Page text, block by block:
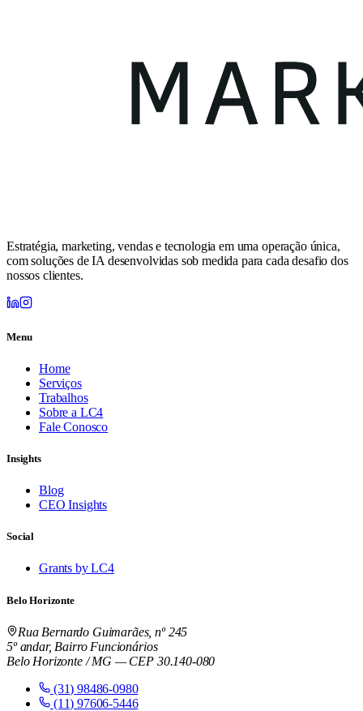
Estratégia, marketing, vendas e tecnologia em uma operação única,
com soluções de IA desenvolvidas sob medida para cada desafio dos
nossos clientes.
Menu
Home
Serviços
Trabalhos
Sobre a LC4
Fale Conosco
Insights
Blog
CEO Insights
Social
Grants by LC4
Belo Horizonte
Rua Bernardo Guimarães, nº 245
5º andar, Bairro Funcionários
Belo Horizonte / MG — CEP 30.140-080
(31) 98486-0980
(11) 97606-5446